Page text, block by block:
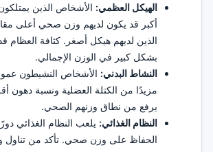
الهيكل العظمي: الأشخاص الذين
أكبر قد يكون لديهم وزن صحي أعلى
الذين لديهم هيكل أصغر. كثافة العظام
بشكل كبير في الوزن الإجمالي.
النشاط البدني: الأشخاص النشيطون
مزيدًا من الكتلة العضلية ونسبة دهون
يرفع من نطاق وزنهم الصحي.
النظام الغذائي: يلعب النظام الغذائي
الحفاظ على وزن صحي. تأكد من تناول